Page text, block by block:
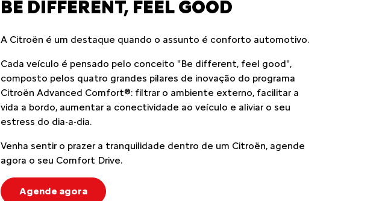
BE DIFFERENT, FEEL GOOD
A Citroën é um destaque quando o assunto é conforto automotivo.
Cada veículo é pensado pelo conceito "Be different, feel good",
composto pelos quatro grandes pilares de inovação do programa
Citroën Advanced Comfort®: filtrar o ambiente externo, facilitar a
vida a bordo, aumentar a conectividade ao veículo e aliviar o seu
estress do dia-a-dia.
Venha sentir o prazer a tranquilidade dentro de um Citroën, agende
agora o seu Comfort Drive.
Agende agora